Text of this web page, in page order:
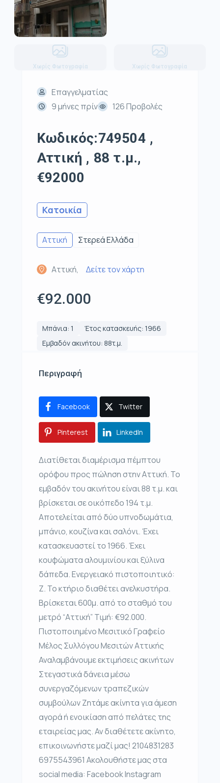
Χωρίς Φωτογραφία Χωρίς Φωτογραφία
Επαγγελματίας
9 μήνες πρίν
126 Προβολές
Κωδικός:749504 ,
Αττική , 88 τ.μ.,
€92000
Κατοικία
Αττική Στερεά Ελλάδα
Αττική, Δείτε τον χάρτη
€92.000
Μπάνια: 1
Έτος κατασκευής: 1966
Εμβαδόν ακινήτου: 88τ.μ.
Περιγραφή
Facebook Twitter
Pinterest LinkedIn
Διατίθεται διαμέρισμα πέμπτου
ορόφου προς πώληση στην Αττική. Το
εμβαδόν του ακινήτου είναι 88 τ.μ. και
βρίσκεται σε οικόπεδο 194 τ.μ.
Αποτελείται από δύο υπνοδωμάτια,
μπάνιο, κουζίνα και σαλόνι. Έχει
κατασκευαστεί το 1966. Έχει
κουφώματα αλουμινίου και ξύλινα
δάπεδα. Ενεργειακό πιστοποιητικό:
Ζ. Το κτήριο διαθέτει ανελκυστήρα.
Βρίσκεται 600μ. από το σταθμό του
μετρό “Αττική” Τιμή: €92.000.
Πιστοποιημένο Μεσιτικό Γραφείο
Μέλος Συλλόγου Μεσιτών Αττικής
Αναλαμβάνουμε εκτιμήσεις ακινήτων
Στεγαστικά δάνεια μέσω
συνεργαζόμενων τραπεζικών
συμβούλων Ζητάμε ακίνητα για άμεση
αγορά ή ενοικίαση από πελάτες της
εταιρείας μας. Αν διαθέτετε ακίνητο,
επικοινωνήστε μαζί μας! 2104831283
6975543961 Ακολουθήστε μας στα
social media: Facebook Instagram